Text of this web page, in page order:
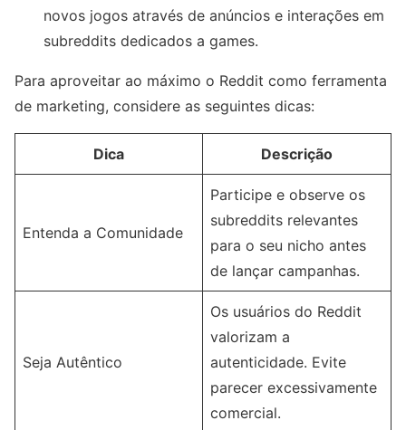
novos jogos através de anúncios e interações em
subreddits dedicados a games.
Para aproveitar ao máximo o Reddit como ferramenta
de marketing, considere as seguintes dicas:
Dica Descrição
Entenda a Comunidade
Participe e observe os
subreddits relevantes
para o seu nicho antes
de lançar campanhas.
Seja Autêntico
Os usuários do Reddit
valorizam a
autenticidade. Evite
parecer excessivamente
comercial.